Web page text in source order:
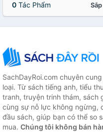
0 Tác Phẩm
SachDayRoi.com chuyên
loại. Từ sách tiếng anh, tiểu
tranh, truyện trinh thám, sách
cùng sự nỗ lực không ngừng,
đầu sách, giúp bạn có thể so
mua. Chúng tôi không bán